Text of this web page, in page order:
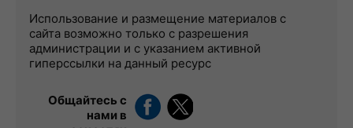
Использование и размещение материалов с
сайта возможно только с разрешения
администрации и с указанием активной
гиперссылки на данный ресурс
Общайтесь с
нами в